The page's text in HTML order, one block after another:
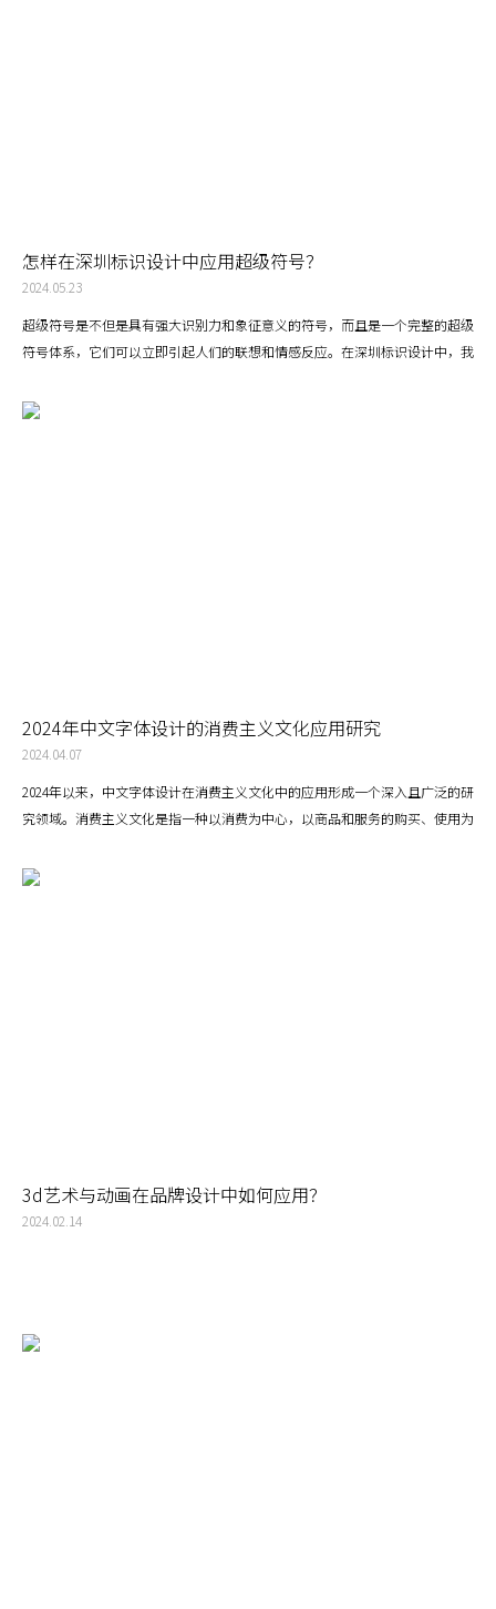
怎样在深圳标识设计中应用超级符号？
2024.05.23
超级符号是不但是具有强大识别力和象征意义的符号，而且是一个完整的超级
符号体系，它们可以立即引起人们的联想和情感反应。在深圳标识设计中，我
号，它是可以观看、引导、使用、触摸的符号，符号设计在与用户的互动中得
2024年中文字体设计的消费主义文化应用研究
2024.04.07
2024年以来，中文字体设计在消费主义文化中的应用形成一个深入且广泛的研
究领域。消费主义文化是指一种以消费为中心，以商品和服务的购买、使用为
的工具，也是传达品牌价值、塑造消费者情感和行为的重要媒介。
3d艺术与动画在品牌设计中如何应用？
2024.02.14